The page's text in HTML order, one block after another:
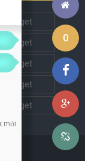
0
widget
widget
widget
widget
widget
mới